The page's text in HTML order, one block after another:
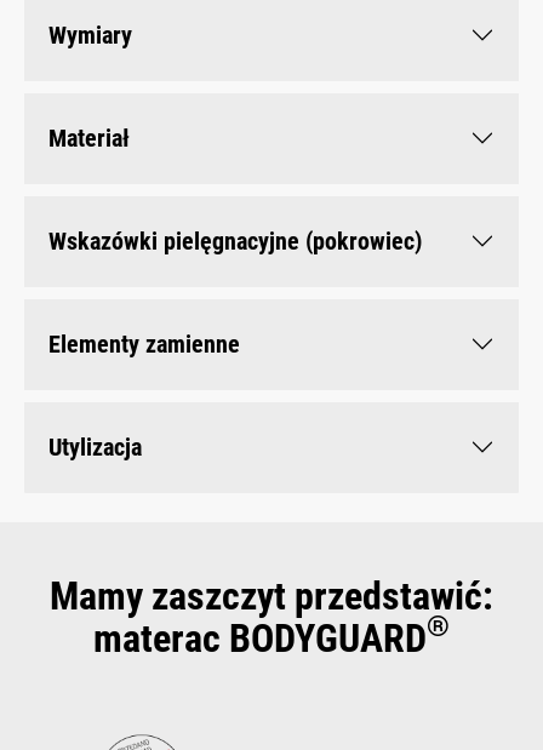
Wymiary
Materiał
Wskazówki pielęgnacyjne (pokrowiec)
Elementy zamienne
Utylizacja
Mamy zaszczyt przedstawić:
materac BODYGUARD®